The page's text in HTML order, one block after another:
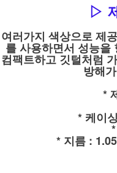
▷
여러가지 색상으로 제
를 사용하면서 성능을
컴팩트하고 깃털처럼
방해
*
* 케이
* 지름 :